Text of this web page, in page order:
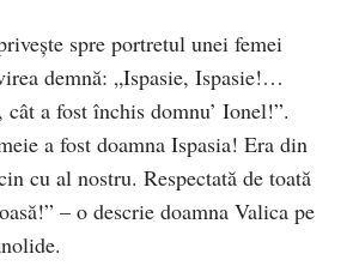
spre portretul unei femei
demnă: „Ispasie, Ispasie!…
a fost închis domnu’ Ionel!”.
a fost doamna Ispasia! Era din
cu al nostru. Respectată de toată
– o descrie doamna Valica pe